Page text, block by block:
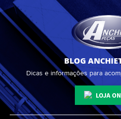
BLOG
Dicas e informações para
LOJA